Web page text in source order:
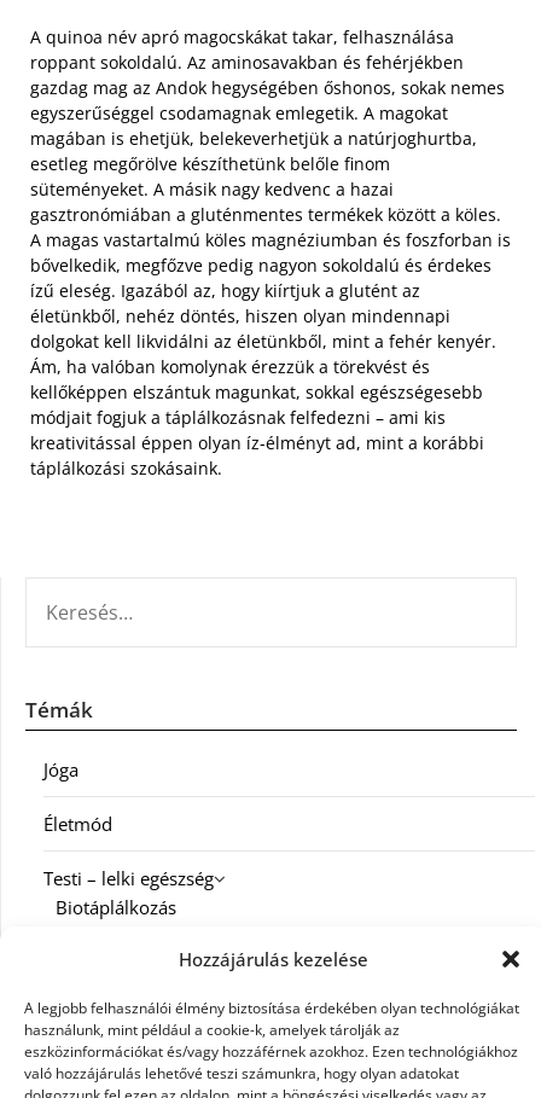
Hozzájárulás kezelése
A legjobb felhasználói élmény biztosítása érdekében olyan technológiákat
használunk, mint például a cookie-k, amelyek tárolják az
eszközinformációkat és/vagy hozzáférnek azokhoz. Ezen technológiákhoz
való hozzájárulás lehetővé teszi számunkra, hogy olyan adatokat
A quinoa név apró magocskákat takar, felhasználása
roppant sokoldalú. Az aminosavakban és fehérjékben
gazdag mag az Andok hegységében őshonos, sokak nemes
egyszerűséggel csodamagnak emlegetik. A magokat
magában is ehetjük, belekeverhetjük a natúrjoghurtba,
esetleg megőrölve készíthetünk belőle finom
süteményeket. A másik nagy kedvenc a hazai
gasztronómiában a gluténmentes termékek között a köles.
A magas vastartalmú köles magnéziumban és foszforban is
bővelkedik, megfőzve pedig nagyon sokoldalú és érdekes
ízű eleség. Igazából az, hogy kiírtjuk a glutént az
életünkből, nehéz döntés, hiszen olyan mindennapi
dolgokat kell likvidálni az életünkből, mint a fehér kenyér.
Ám, ha valóban komolynak érezzük a törekvést és
kellőképpen elszántuk magunkat, sokkal egészségesebb
módjait fogjuk a táplálkozásnak felfedezni – ami kis
kreativitással éppen olyan íz-élményt ad, mint a korábbi
táplálkozási szokásaink.
Témák
Jóga
Életmód
Testi – lelki egészség
Biotáplálkozás
Diéta
Fitness